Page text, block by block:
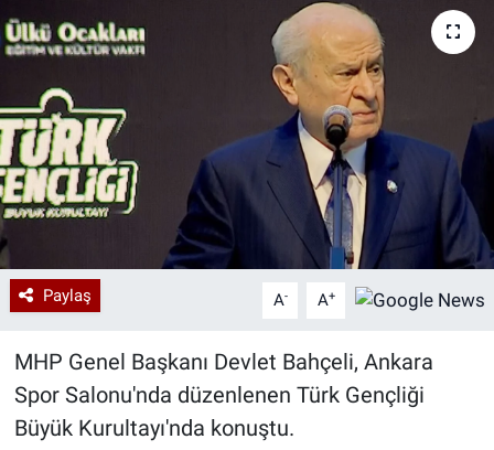
Paylaş A- A+
MHP Genel Başkanı Devlet Bahçeli, Ankara
Spor Salonu'nda düzenlenen Türk Gençliği
Büyük Kurultayı'nda konuştu.
Sağlık
Teknoloji
Ramazan